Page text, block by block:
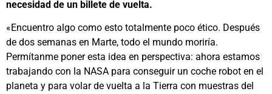
necesidad de un billete de vuelta.
«Encuentro algo como esto totalmente poco ético. Después
de dos semanas en Marte, todo el mundo moriría.
Permítanme poner esta idea en perspectiva: ahora estamos
trabajando con la NASA para conseguir un coche robot en el
planeta y para volar de vuelta a la Tierra con muestras del